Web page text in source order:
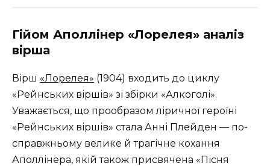
Гійом Аполлінер «Лорелея» аналіз
вірша
Вірш «Лорелея» (1904) входить до циклу
«Рейнських віршів» зі збірки «Алкоголі».
Уважається, що прообразом ліричної героїні
«Рейнських віршів» стала Анні Плейден — по-
справжньому велике й трагічне кохання
Аполлінера, якій також присвячена «Пісня